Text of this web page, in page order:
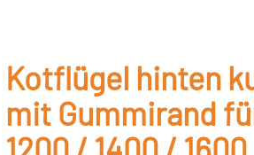
Kotflügel hinten
mit Gummirand